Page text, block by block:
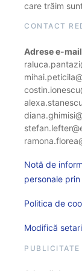
care trăim
CONTACT
Adrese e-mail
Notă de
personale
Politica de
Modifică
PUBLICITATE